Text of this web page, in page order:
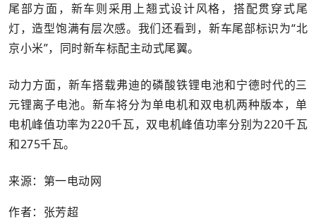
尾部方面，新车则采用上翘式设计风格，搭配贯穿式尾
灯，造型饱满有层次感。我们还看到，新车尾部标识为“北
京小米”，同时新车标配主动式尾翼。
动力方面，新车搭载弗迪的磷酸铁锂电池和宁德时代的三
元锂离子电池。新车将分为单电机和双电机两种版本，单
电机峰值功率为220千瓦，双电机峰值功率分别为220千瓦
和275千瓦。
来源：第一电动网
作者：张芳超